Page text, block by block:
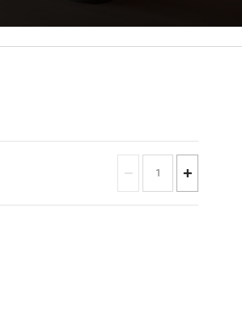
− +